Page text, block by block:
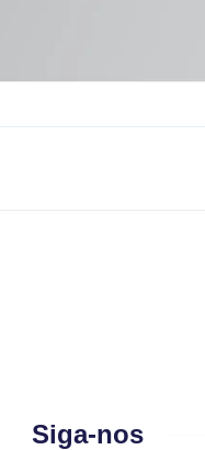
Siga-nos